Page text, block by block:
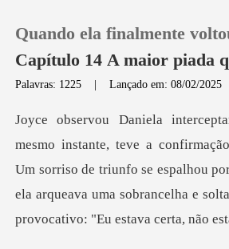
Loja
Quando ela finalmente
Capítulo 14 A maior piada
Palavras: 1225 |Lançado em: 08/02/2025
Um sorriso de triunfo se espalhou
ela arquea